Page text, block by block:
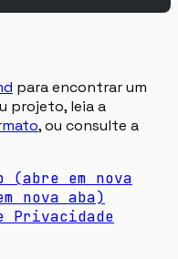
para encontrar um
projeto, leia a
, ou consulte a
(abre em nova
nova aba)
Privacidade